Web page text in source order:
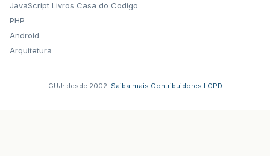
JavaScript
PHP
Android
Arquitetura
Livros Casa do Codigo
GUJ: desde 2002. Saiba mais Contribuidores LGPD